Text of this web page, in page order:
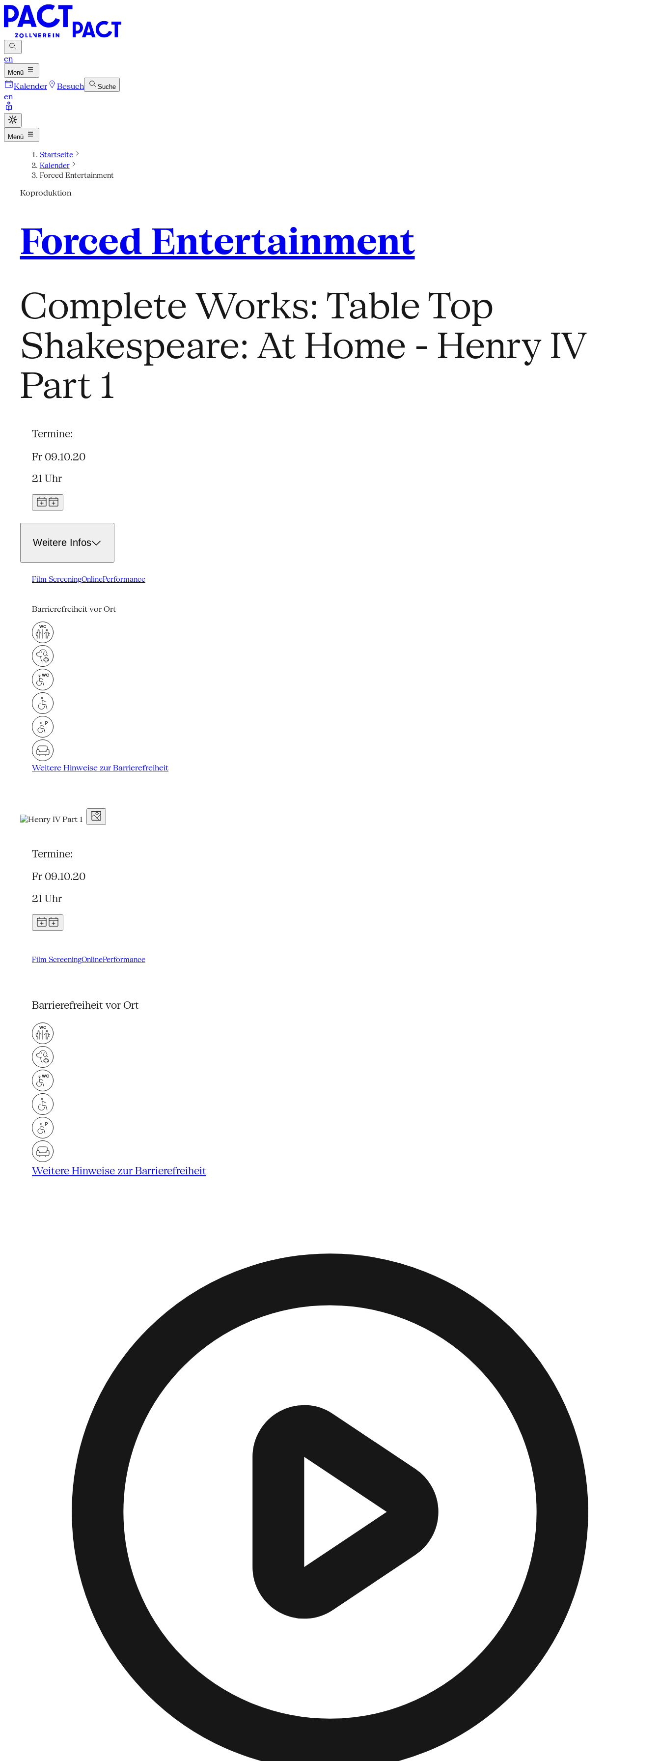
en
Menü
Kalender Besuch Suche
en
Menü
Startseite
Kalender
Forced Entertainment
Koproduktion
Forced Entertainment
Complete Works: Table Top
Shakespeare: At Home - Henry IV
Part 1
Termine:
Fr 09.10.20
21 Uhr
Weitere Infos
Film ScreeningOnlinePerformance
Barrierefreiheit vor Ort
Weitere Hinweise zur Barrierefreiheit
Termine:
Fr 09.10.20
21 Uhr
Film ScreeningOnlinePerformance
Barrierefreiheit vor Ort
Weitere Hinweise zur Barrierefreiheit